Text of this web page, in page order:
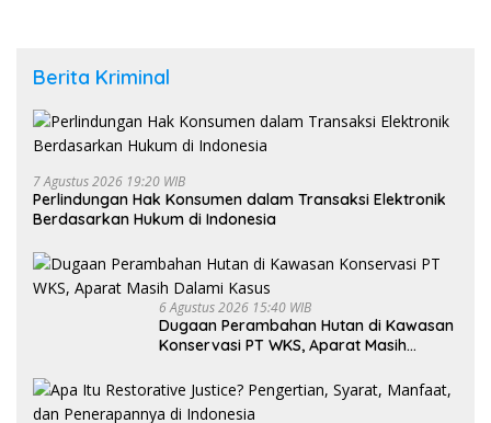
Berita Kriminal
7 Agustus 2026 19:20 WIB
Perlindungan Hak Konsumen dalam Transaksi Elektronik
Berdasarkan Hukum di Indonesia
6 Agustus 2026 15:40 WIB
Dugaan Perambahan Hutan di Kawasan
Konservasi PT WKS, Aparat Masih